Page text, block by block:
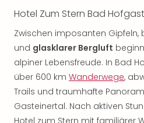
Hotel Zum Stern Bad
Zwischen imposanten Gipfeln,
und glasklarer Bergluft
alpiner Lebensfreude. In Bad
über 600 km Wanderwege,
Trails und traumhafte
Gasteinertal. Nach aktiven
Hotel zum Stern mit familiärer